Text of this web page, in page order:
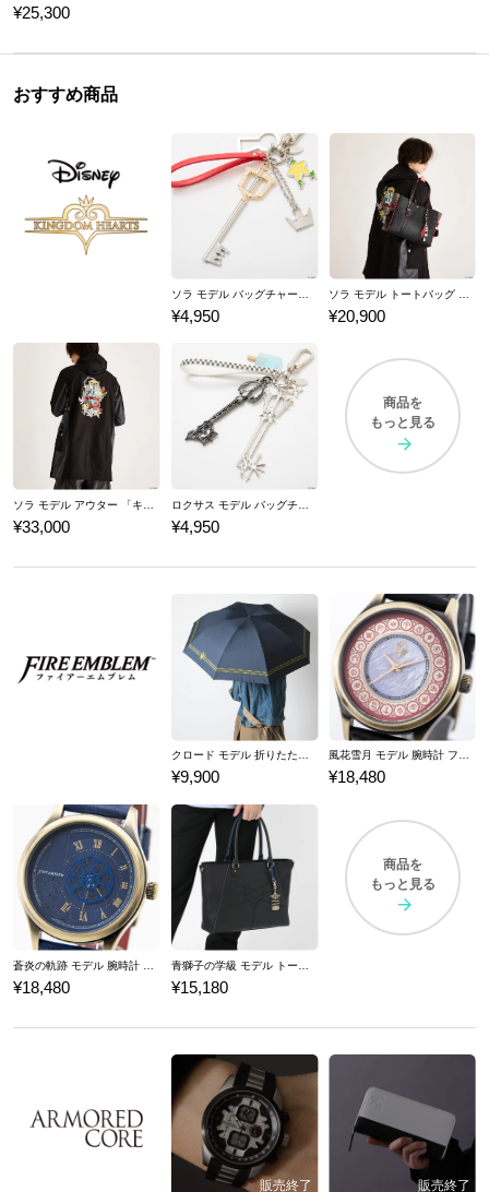
¥25,300
おすすめ商品
¥4,950 ¥20,900
¥33,000
ロクサス モデル バッグチャーム 「キングダム ハーツ」シリーズ
¥4,950
商品を
もっと見る
クロード モデル 折りたたみ傘 ファイアーエムブレム 風花雪月
¥9,900
風花雪月 モデル 腕時計 ファイアーエムブレム
¥18,480
¥18,480 ¥15,180
商品を
もっと見る